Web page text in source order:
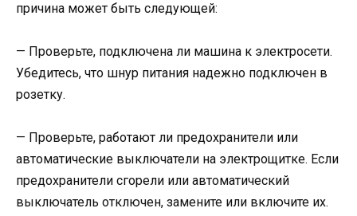
причина может быть следующей:
— Проверьте, подключена ли машина к электросети.
Убедитесь, что шнур питания надежно подключен в
розетку.
— Проверьте, работают ли предохранители или
автоматические выключатели на электрощитке. Если
предохранители сгорели или автоматический
выключатель отключен, замените или включите их.